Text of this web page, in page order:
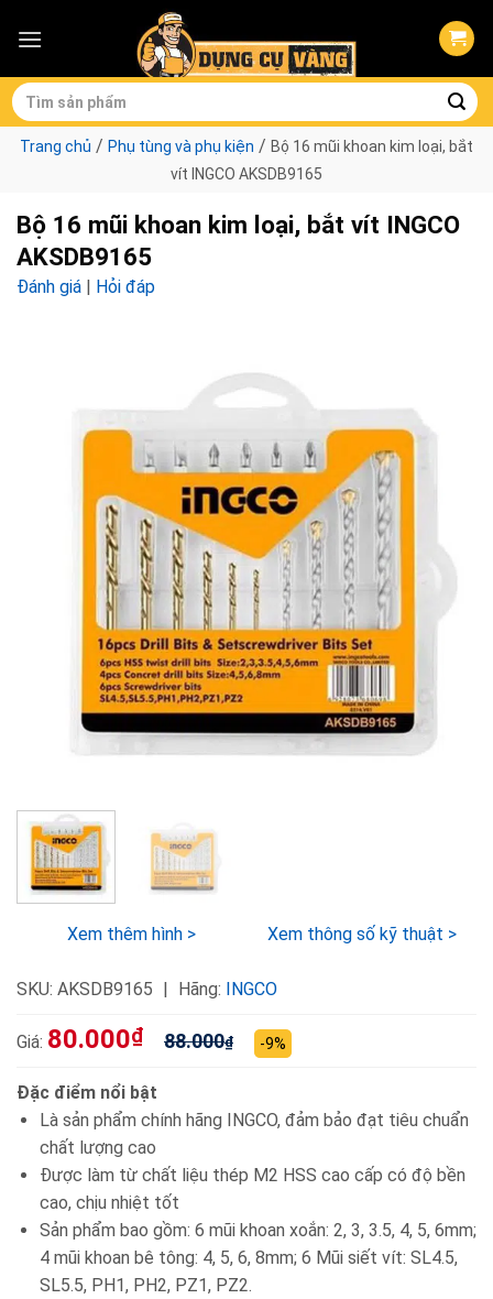
Tìm
kiếm:
Trang chủ / Phụ tùng và phụ kiện / Bộ 16 mũi khoan kim loại, bắt
vít INGCO AKSDB9165
Bộ 16 mũi khoan kim loại, bắt vít INGCO
AKSDB9165
Đánh giá | Hỏi đáp
Xem thêm hình > Xem thông số kỹ thuật >
SKU: AKSDB9165 Hãng: INGCO
Giá: 80.000₫ 88.000₫ -9%
Đặc điểm nổi bật
Là sản phẩm chính hãng INGCO, đảm bảo đạt tiêu chuẩn
chất lượng cao
Được làm từ chất liệu thép M2 HSS cao cấp có độ bền
cao, chịu nhiệt tốt
Sản phẩm bao gồm: 6 mũi khoan xoắn: 2, 3, 3.5, 4, 5, 6mm;
4 mũi khoan bê tông: 4, 5, 6, 8mm; 6 Mũi siết vít: SL4.5,
SL5.5, PH1, PH2, PZ1, PZ2.